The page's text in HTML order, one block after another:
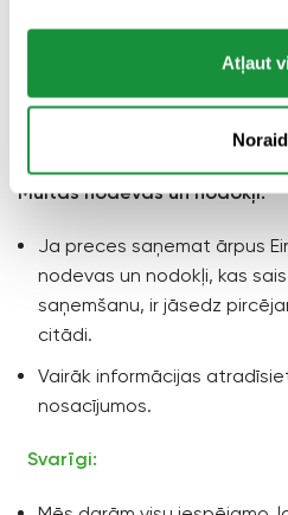
Atļaut
Latvijas Pasta starpniecību
(Express Mail Service).
darba dienas. Jūs
varētu sekot līdzi sūtījumam.
Muitas nodevas un nodokļi:
Ja preces saņemat ārpus
nodevas un nodokļi, kas
saņemšanu, ir jāsedz
citādi.
Vairāk informācijas
nosacījumos.
Svarīgi: